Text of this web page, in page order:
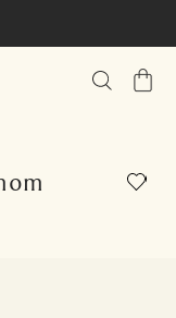
Meu